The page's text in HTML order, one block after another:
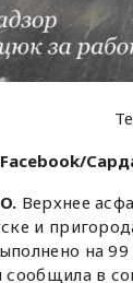
Facebook/
Верхнее
и
на
сообщила в